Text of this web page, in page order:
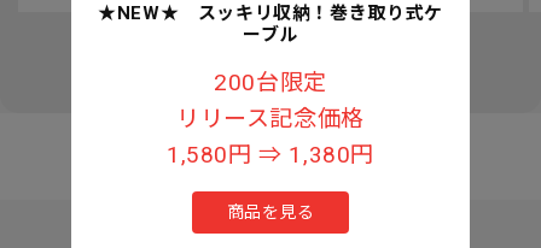
★NEW★ スッキリ収納！巻き取り式ケ
ーブル
200台限定
リリース記念価格
1,580円 ⇒ 1,380円
商品を見る